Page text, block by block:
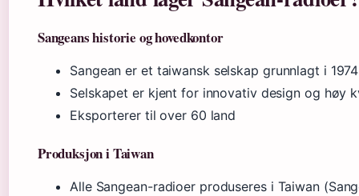
Sangeans historie og hovedkontor
Sangean er et taiwansk selskap grunnlagt i
Selskapet er kjent for innovativ design og høy
Eksporterer til over 60 land
Produksjon i Taiwan
Alle Sangean-radioer produseres i Taiwan